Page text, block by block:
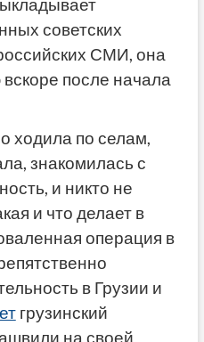
советских
СМИ, она
после начала
ходила по селам,
знакомилась с
и никто не
и что делает в
операция в
в Грузии и
грузинский
на своей